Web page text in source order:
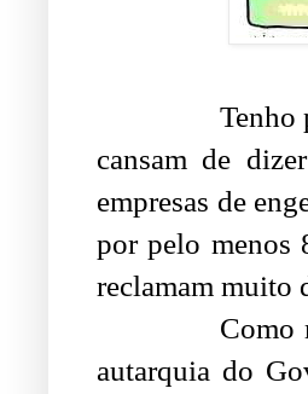
Tenho
cansam de
empresas de
por pelo menos
reclamam muito
Como
autarquia do